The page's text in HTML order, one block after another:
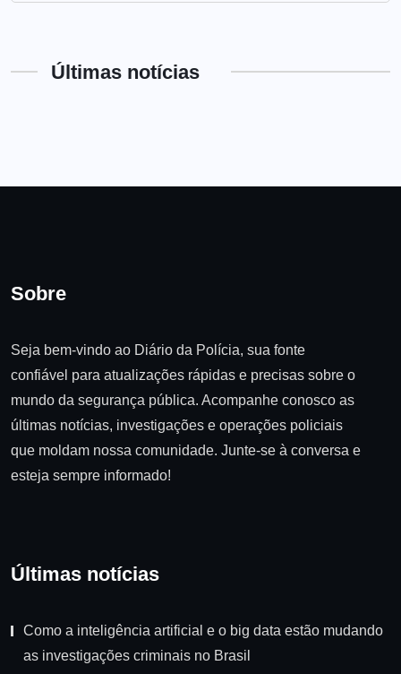
Últimas notícias
Sobre
Seja bem-vindo ao Diário da Polícia, sua fonte
confiável para atualizações rápidas e precisas sobre o
mundo da segurança pública. Acompanhe conosco as
últimas notícias, investigações e operações policiais
que moldam nossa comunidade. Junte-se à conversa e
esteja sempre informado!
Últimas notícias
Como a inteligência artificial e o big data estão mudando
as investigações criminais no Brasil